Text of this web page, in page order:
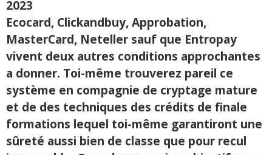
Ecocard, Clickandbuy, Approbation,
MasterCard, Neteller sauf que Entropay
vivent deux autres conditions approchantes
a donner. Toi-même trouverez pareil ce
système en compagnie de cryptage mature
et de des techniques des crédits de finale
formations lequel toi-même garantiront une
sûreté aussi bien de classe que pour recul